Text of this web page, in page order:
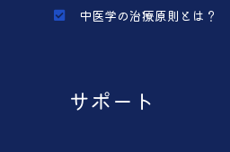
中医学の治療原則とは？
サポート